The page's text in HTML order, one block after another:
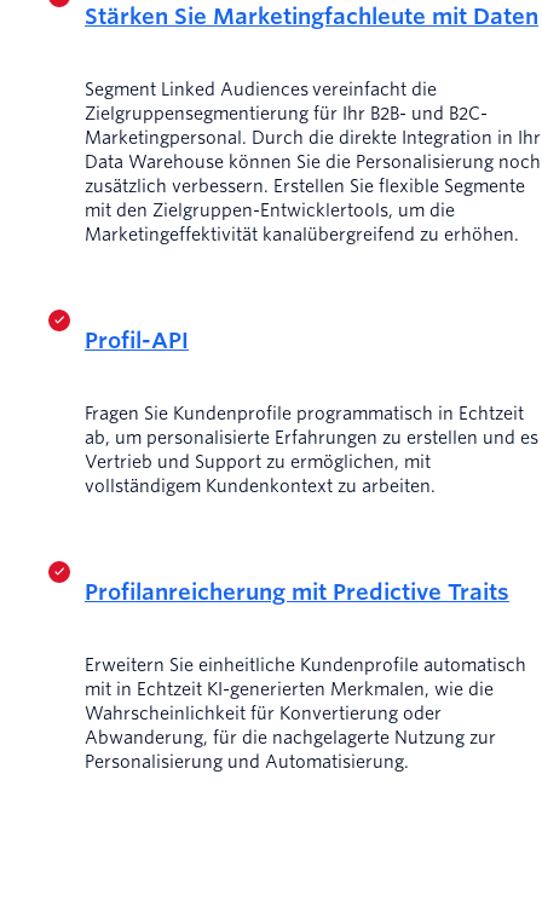
Stärken Sie Marketingfachleute mit Daten
Segment Linked Audiences vereinfacht die
Zielgruppensegmentierung für Ihr B2B- und B2C-
Marketingpersonal. Durch die direkte Integration in Ihr
Data Warehouse können Sie die Personalisierung noch
zusätzlich verbessern. Erstellen Sie flexible Segmente
mit den Zielgruppen-Entwicklertools, um die
Marketingeffektivität kanalübergreifend zu erhöhen.
Profil-API
Fragen Sie Kundenprofile programmatisch in Echtzeit
ab, um personalisierte Erfahrungen zu erstellen und es
Vertrieb und Support zu ermöglichen, mit
vollständigem Kundenkontext zu arbeiten.
Profilanreicherung mit Predictive Traits
Erweitern Sie einheitliche Kundenprofile automatisch
mit in Echtzeit KI-generierten Merkmalen, wie die
Wahrscheinlichkeit für Konvertierung oder
Abwanderung, für die nachgelagerte Nutzung zur
Personalisierung und Automatisierung.